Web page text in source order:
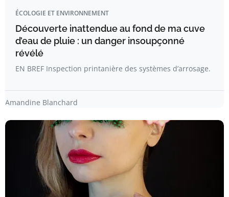
ÉCOLOGIE ET ENVIRONNEMENT
Découverte inattendue au fond de ma cuve
d’eau de pluie : un danger insoupçonné
révélé
EN BREF Inspection printanière des systèmes d’arrosage.
Amandine Blanchard